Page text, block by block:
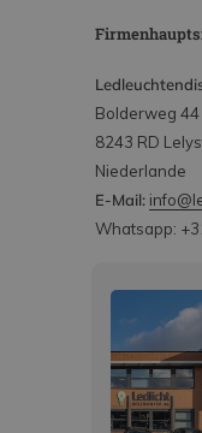
Bolderweg 44
8243 RD
Niederlande
E-Mail:
Whatsapp: